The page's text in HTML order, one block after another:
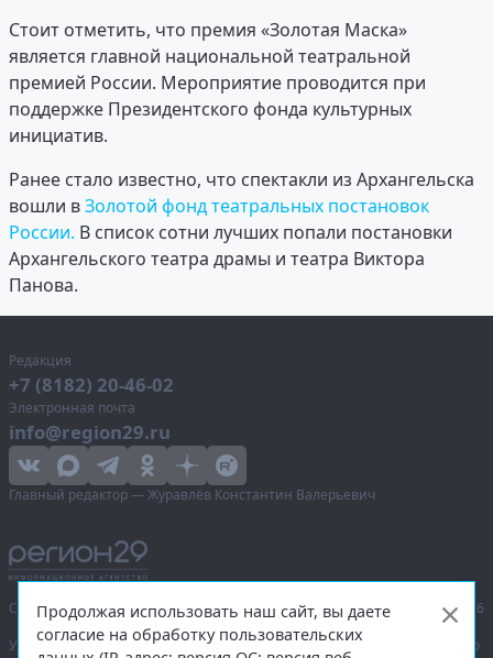
Стоит отметить, что премия «Золотая Маска»
является главной национальной театральной
премией России. Мероприятие проводится при
поддержке Президентского фонда культурных
инициатив.
Ранее стало известно, что спектакли из Архангельска
вошли вЗолотой фонд театральных постановок
России. В список сотни лучших попали постановки
Архангельского театра драмы и театра Виктора
Панова.
Редакция
+7 (8182) 20-46-02
Электронная почта
info@region29.ru
Главный редактор — Журавлёв Константин Валерьевич
Сетевое издание «Информационное агентство Регион 29»,
© 2016–2026
Учредитель — общество с ограниченной ответственностью «Агентство
Продолжая использовать наш сайт, вы даете
согласие на обработку пользовательских